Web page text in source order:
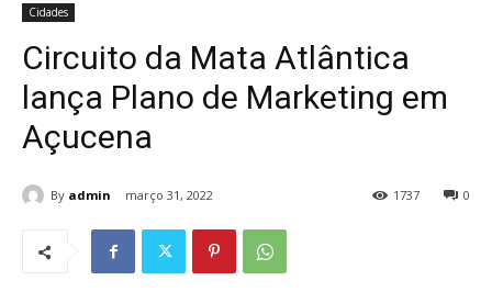
Cidades
Circuito da Mata Atlântica
lança Plano de Marketing em
Açucena
By admin março 31, 2022 0
1737